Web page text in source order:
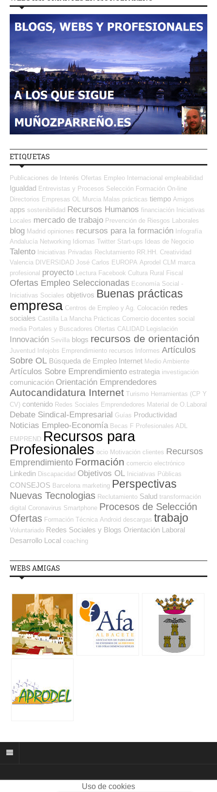
ETIQUETAS
Publicaciones de Interés Ofertas Empleo Internacional empleabilidad
Igualdad Entrevistas y Procesos Selección Formación On-line
Directorios Empresas OL Murcia Malas prácticas tiempo Amigos
apps sostenibilidad Recursos Humanos financiación
Iniciativas
Locales mercado de trabajo Prevención de Riesgos Laborales
blog Madrid opiniones recursos para la formación Infografía
Andalucía Networking Idiomas Twitter Start-ups Ideas de Negocio
Talento Iniciativas Privadas Reclutamiento RR.HH. Creatividad
Valencia DIVERSIDAD José Carlos EUROPA Aprodel CLM marca
profesional proyecto Lectura Facebook Cultura Rural Fiscal
Ofertas Empleo Seleccionadas Economía Social -
Iniciativas Sociales objetivos Buenas prácticas
empresa Centros de Empleo y Ag. Colocación redes
sociales Castilla La Mancha Prácticas Comercio docentes social
media Portales y Buscadores Ofertas CALIDAD Legislación
Innovación Sevilla blogs recursos de orientación
Juventud Infojobs Emprendimiento recursos Informes Artículos
Sobre OL Búsqueda de Empleo Internet Medio Ambiente
Artículos Sobre Emprendimiento estrategia investigación
comunicación Orientación Emprendedores
Autocandidatura Internet Turismo Herramientas (CP Y
CV) contenido Redes Sociales Emprendedores Material de O.Laboral
Debate Sindical-Empresarial Guías Productividad
Noticias Empleo-Economía Becas F Profesionales ADL
EMPREND Recursos para
Profesionales ocio Motivación clientes Recursos
Emprendimiento Formación comercio electrónico
Linkedin Discapacidad Objetivos OL Iniciativas Públicas
CONSEJOS Barcelona marketing Perspectivas
Nuevas Tecnologias Reclutamiento Salud transformación
digital Coronavirus Smartphone Procesos de Selección
Ofertas Formación Técnica Android descargas trabajo
Voluntariado Redes Sociales y Blogs Orientación Laboral
Desarrollo Local coaching
WEBS AMIGAS
Uso de cookies